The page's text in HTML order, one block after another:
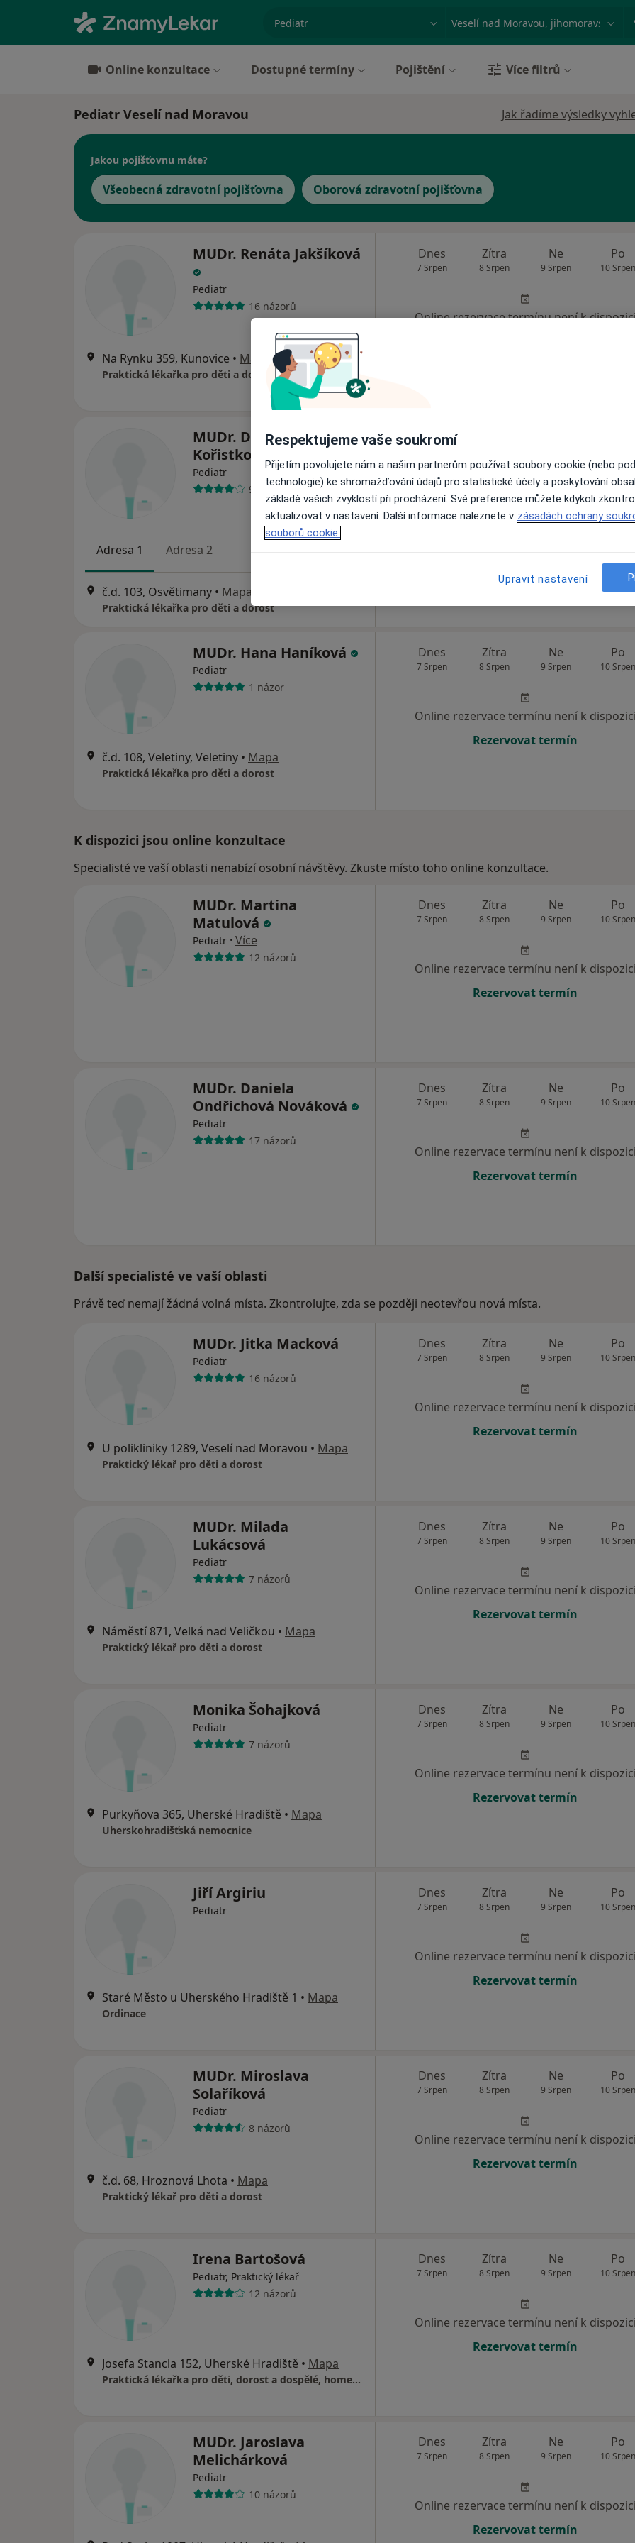
Město nebo region
Online konzultace Dostupné termíny Pojištění Více filtrů
Pediatr Veselí nad Moravou Jak řadíme výsledky
Jakou pojišťovnu máte?
Všeobecná zdravotní pojišťovna Oborová zdravotní pojišťovna
MUDr. Renáta Jakšíková
Pediatr
16 názorů
Na Rynku 359, Kunovice • Mapa
Praktická lékařka pro děti a dorost
Dnes
7 Srpen
Zítra
8 Srpen
Ne
9 Srpen
Po
10 Srpen
Online rezervace termínu není k
MUDr. Dagmar
Kořistková
Pediatr
9 názorů
Adresa 1 Adresa 2
č.d. 103, Osvětimany • Mapa
Praktická lékařka pro děti a dorost
Dnes
Online rezervace termínu není k
Rezervovat termín
MUDr. Hana Haníková
Pediatr
1 názor
č.d. 108, Veletiny, Veletiny • Mapa
Praktická lékařka pro děti a dorost
Dnes
7 Srpen
Zítra
8 Srpen
Ne
9 Srpen
Po
10 Srpen
Online rezervace termínu není k dispozici
Rezervovat termín
K dispozici jsou online konzultace
Specialisté ve vaší oblasti nenabízí osobní návštěvy. Zkuste místo toho online konzultace.
MUDr. Martina
Matulová
Pediatr · Více
12 názorů
Dnes
7 Srpen
Zítra
8 Srpen
Ne
9 Srpen
Po
10 Srpen
Online rezervace termínu není k dispozici
Rezervovat termín
MUDr. Daniela
Ondřichová Nováková
Pediatr
17 názorů
Dnes
7 Srpen
Zítra
8 Srpen
Ne
9 Srpen
Po
10 Srpen
Online rezervace termínu není k dispozici
Rezervovat termín
Další specialisté ve vaší oblasti
Právě teď nemají žádná volná místa. Zkontrolujte, zda se později neotevřou nová místa.
MUDr. Jitka Macková
Pediatr
16 názorů
U polikliniky 1289, Veselí nad Moravou • Mapa
Praktický lékař pro děti a dorost
Dnes
7 Srpen
Zítra
8 Srpen
Ne
9 Srpen
Po
10 Srpen
Online rezervace termínu není k dispozici
Rezervovat termín
MUDr. Milada
Lukácsová
Pediatr
7 názorů
Náměstí 871, Velká nad Veličkou • Mapa
Praktický lékař pro děti a dorost
Dnes
7 Srpen
Zítra
8 Srpen
Ne
9 Srpen
Po
10 Srpen
Online rezervace termínu není k dispozici
Rezervovat termín
Monika Šohajková
Pediatr
7 názorů
Purkyňova 365, Uherské Hradiště • Mapa
Uherskohradišťská nemocnice
Dnes
7 Srpen
Zítra
8 Srpen
Ne
9 Srpen
Po
10 Srpen
Online rezervace termínu není k dispozici
Rezervovat termín
Jiří Argiriu
Pediatr
Staré Město u Uherského Hradiště 1 • Mapa
Ordinace
Dnes
7 Srpen
Zítra
8 Srpen
Ne
9 Srpen
Po
10 Srpen
Online rezervace termínu není k dispozici
Rezervovat termín
MUDr. Miroslava
Solaříková
Pediatr
8 názorů
č.d. 68, Hroznová Lhota • Mapa
Praktický lékař pro děti a dorost
Dnes
7 Srpen
Zítra
8 Srpen
Ne
9 Srpen
Po
10 Srpen
Online rezervace termínu není k dispozici
Rezervovat termín
Irena Bartošová
Pediatr, Praktický lékař
12 názorů
Josefa Stancla 152, Uherské Hradiště • Mapa
Praktická lékařka pro děti, dorost a dospělé, homeopatie.
Dnes
7 Srpen
Zítra
8 Srpen
Ne
9 Srpen
Po
10 Srpen
Online rezervace termínu není k dispozici
Rezervovat termín
MUDr. Jaroslava
Melichárková
Pediatr
10 názorů
Dnes
7 Srpen
Zítra
8 Srpen
Ne
9 Srpen
Po
10 Srpen
Online rezervace termínu není k dispozici
Rezervovat termín
Respektujeme vaše soukromí
Přijetím povolujete nám a našim partnerům používat soubory cookie (nebo
technologie) ke shromažďování údajů pro statistické účely a poskytování
základě vašich zvyklostí při procházení. Své preference můžete kdykoli
aktualizovat v nastavení. Další informace naleznete v zásadách ochrany
souborů cookie.
Upravit nastavení